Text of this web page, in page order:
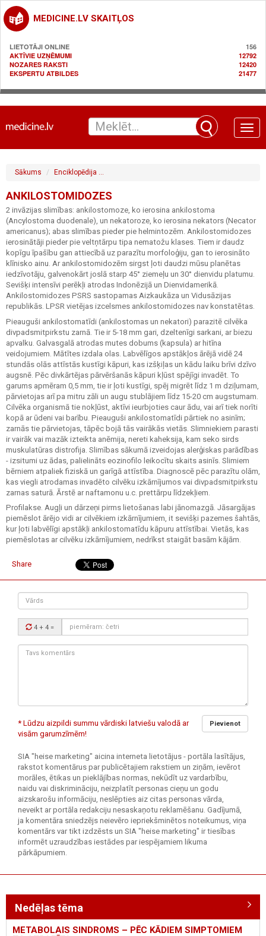
MEDICINE.LV SKAITĻOS
LIETOTĀJI ONLINE
156
AKTĪVIE UZŅĒMUMI
12792
NOZARES RAKSTI
12420
EKSPERTU ATBILDES
21477
Toggle
Sākums Enciklopēdija
ANKILOSTOMIDOZES
2 invāzijas slimības: ankilostomoze, ko ierosina ankilostoma
(Ancylostoma duodenale), un nekatoroze, ko ierosina nekators (Necator
americanus); abas slimības pieder pie helmintozēm. Ankilostomidozes
ierosinātāji pieder pie veltņtārpu tipa nematožu klases. Tiem ir daudz
kopīgu īpašību gan attiecībā uz parazītu morfoloģiju, gan to ierosināto
klīnisko ainu. Ar ankilostomidozēm sirgst ļoti daudzi mūsu planētas
iedzīvotāju, galvenokārt joslā starp 45° ziemeļu un 30° dienvidu platumu.
Sevišķi intensīvi perēkļi atrodas Indonēzijā un Dienvidamerikā.
Ankilostomidozes PSRS sastopamas Aizkaukāza un Vidusāzijas
republikās. LPSR vietējas izcelsmes ankilostomidozes nav konstatētas.
Pieauguši ankilostomatīdi (ankilostomas un nekatori) parazitē cilvēka
divpadsmitpirkstu zarnā. Tie ir 5-18 mm gari, dzeltenīgi sarkani, ar biezu
apvalku. Galvasgalā atrodas mutes dobums (kapsula) ar hitīna
veidojumiem. Mātītes izdala olas. Labvēlīgos apstākļos ārējā vidē 24
stundās olās attīstās kustīgi kāpuri, kas izšķiļas un kādu laiku brīvi dzīvo
augsnē. Pēc divkārtējas pārvēršanās kāpuri kļūst spējīgi invadēt. To
garums apmēram 0,5 mm, tie ir ļoti kustīgi, spēj migrēt līdz 1 m dziļumam,
pārvietojas arī pa mitru zāli un augu stublājiem līdz 15-20 cm augstumam.
Cilvēka organismā tie nokļūst, aktīvi ieurbjoties caur ādu, vai arī tiek norīti
kopā ar ūdeni vai barību. Pieauguši ankilostomatīdi pārtiek no asinīm;
zarnās tie pārvietojas, tāpēc bojā tās vairākās vietās. Slimniekiem parasti
ir vairāk vai mazāk izteikta anēmija, nereti kaheksija, kam seko sirds
muskulatūras distrofija. Slimības sākumā izveidojas alerģiskas parādības
- izsitumi uz ādas, palielināts eozinofilo leikocītu skaits asinīs. Slimiem
bērniem atpaliek fiziskā un garīgā attīstība. Diagnoscē pēc parazītu olām,
kas viegli atrodamas invadēto cilvēku izkārnījumos vai divpadsmitpirkstu
zarnas saturā. Ārstē ar naftamonu u.c. prettārpu līdzekļiem.
Profilakse. Augļi un dārzeņi pirms lietošanas labi jānomazgā. Jāsargājas
piemēslot ārējo vidi ar cilvēkiem izkārnījumiem, it sevišķi pazemes šahtās,
kur ļoti labvēlīgi apstākļi ankilostomatīdu kāpuru attīstībai. Vietās, kas
piemēslotas ar cilvēku izkārnījumiem, nedrīkst staigāt basām kājām.
Share
Vārds
Drošības
kods:
4 + 4 =
Tavs
Pievienot
* Lūdzu aizpildi summu vārdiski latviešu valodā ar
visām garumzīmēm!
SIA "heise marketing" aicina interneta lietotājus - portāla lasītājus,
rakstot komentārus par publicētajiem rakstiem un ziņām, ievērot
morāles, ētikas un pieklājības normas, nekūdīt uz vardarbību,
naidu vai diskrimināciju, neizplatīt personas cieņu un godu
aizskarošu informāciju, neslēpties aiz citas personas vārda,
neveikt ar portāla redakciju nesaskaņotu reklamēšanu. Gadījumā,
ja komentāra sniedzējs neievēro iepriekšminētos noteikumus, viņa
komentārs var tikt izdzēsts un SIA "heise marketing" ir tiesības
informēt uzraudzības iestādes par iespējamiem likuma
pārkāpumiem.
Nedēļas tēma
METABOLAIS SINDROMS – PĒC KĀDIEM SIMPTOMIEM